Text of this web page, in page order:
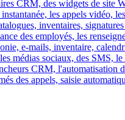
CRM, des widgets de site
les appels vidéo,
inventaires,
des employés, les
e-mails, inventaire,
médias sociaux, des SMS,
CRM, l'automatisation
des appels, saisie